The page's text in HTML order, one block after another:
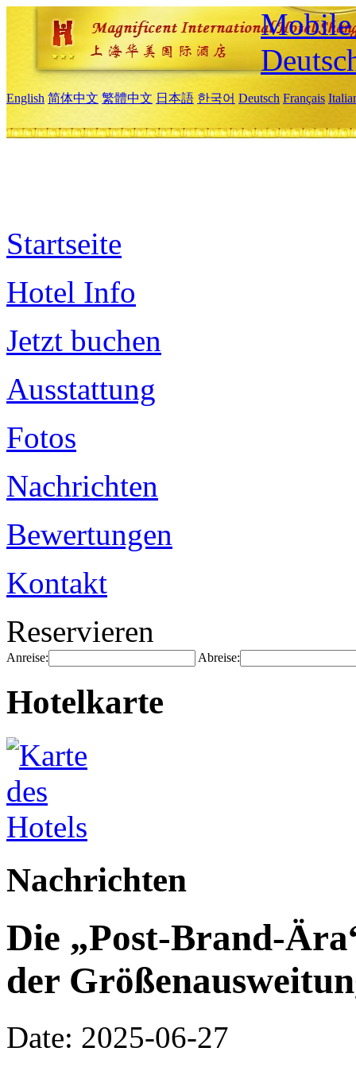
Mobile
English 简体中文 繁體中文 日本語 한국어 Deutsch Français
Startseite
Hotel Info
Jetzt buchen
Ausstattung
Fotos
Nachrichten
Bewertungen
Kontakt
Reservieren
Anreise: Abreise:
Hotelkarte
Nachrichten
Die „Post-Brand-
der
Date: 2025-06-27